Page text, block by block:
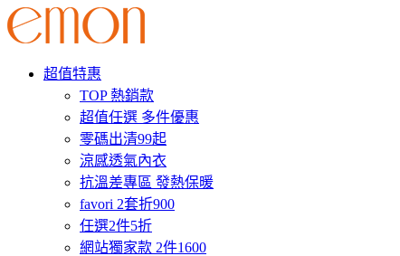
超值特惠
TOP 熱銷款
超值任選 多件優惠
零碼出清99起
涼感透氣內衣
抗溫差專區 發熱保暖
favori 2套折900
任選2件5折
網站獨家款 2件1600